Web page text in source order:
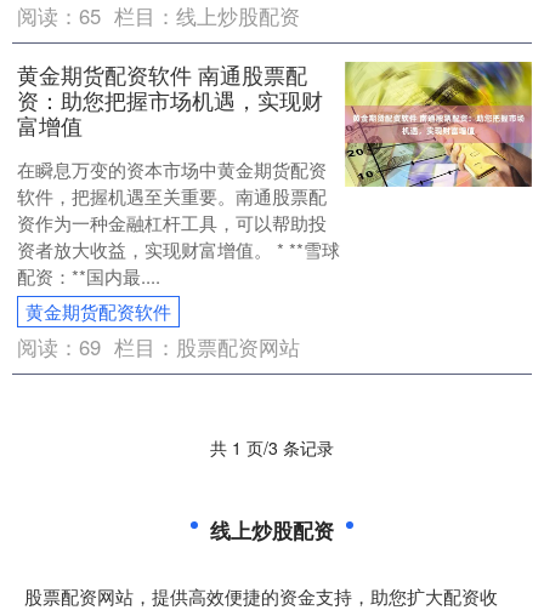
阅读：65 栏目：线上炒股配资
黄金期货配资软件 南通股票配
资：助您把握市场机遇，实现财
富增值
在瞬息万变的资本市场中黄金期货配资
软件，把握机遇至关重要。南通股票配
资作为一种金融杠杆工具，可以帮助投
资者放大收益，实现财富增值。 * **雪球
配资：**国内最....
黄金期货配资软件
阅读：69 栏目： 股票配资网站
共 1 页/3 条记录
线上炒股配资
股票配资网站，提供高效便捷的资金支持，助您扩大配资收